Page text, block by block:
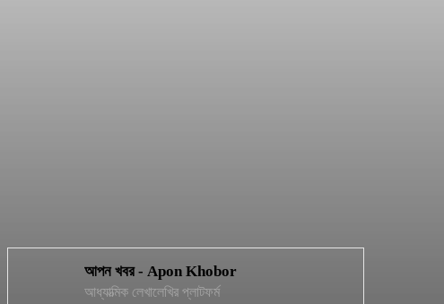
আপন খবর - Apon Khobor
আধ্যাত্মিক লেখালেখির প্লাটফর্ম